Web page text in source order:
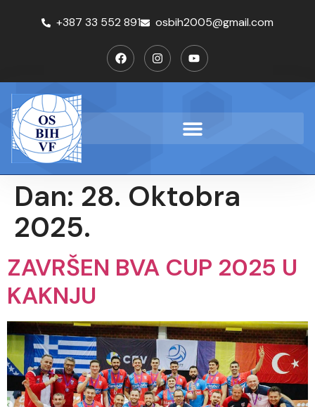
+387 33 552 891 osbih2005@gmail.com
Dan: 28. Oktobra
2025.
ZAVRŠEN BVA CUP 2025 U
KAKNJU